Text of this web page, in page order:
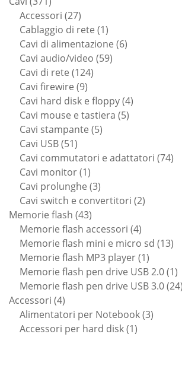
prodotti
Accessori 2727
prodotti
Cablaggio di rete 11
prodotto
Cavi di alimentazione 66
Cavi audio/video 5959
Cavi di rete 124124
Cavi firewire 99
prodotti
Cavi hard disk e floppy 44
Cavi mouse e tastiera 55
Cavi stampante 55
Cavi USB 5151
prodotti
Cavi commutatori e adattatori 7474
Cavi monitor 11
prodotto
Cavi prolunghe 33
prodotti
Cavi switch e convertitori 22
Memorie flash 4343
prodotti
Memorie flash accessori 44
prodotti
Memorie flash mini e micro sd 1313
Memorie flash MP3 player 11
prodotto
Memorie flash pen drive USB 2.0 11
Memorie flash pen drive USB 3.0 24
Accessori 44
prodotti
Alimentatori per Notebook 33
Accessori per hard disk 11